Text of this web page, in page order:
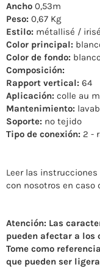
Ancho 0,53m
Peso: 0,67 Kg
Estilo: métallisé / irisé
Color principal:
Color de fondo:
Composición:
Rapport vertical: 64
Aplicación: colle au
Mantenimiento:
Soporte: no tejido
Tipo de conexión: 2 -
Leer las
con nosotros en caso
Atención: Las
pueden afectar a los
Tome como
que pueden ser